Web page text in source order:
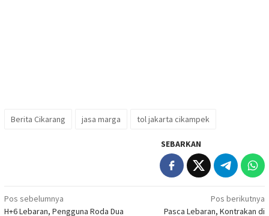
Berita Cikarang jasa marga tol jakarta cikampek
SEBARKAN
Navigasi
Pos sebelumnya
H+6 Lebaran, Pengguna Roda Dua
Pos berikutnya
Pasca Lebaran, Kontrakan di